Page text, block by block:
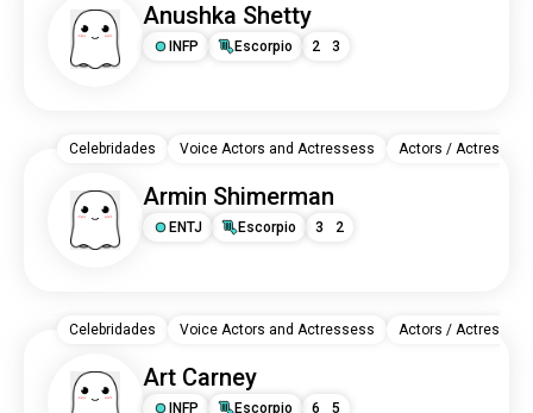
Anushka Shetty
INFP Escorpio 2 3
Armin Shimerman
ENTJ Escorpio 3 2
Celebridades Voice Actors and Actressess Actors / Actresses
Art Carney
INFP Escorpio 6 5
Celebridades Voice Actors and Actressess Actors / Actresses